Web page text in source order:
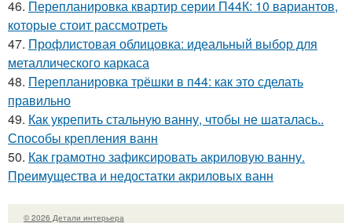
46. Перепланировка квартир серии П44К: 10 вариантов,
которые стоит рассмотреть
47. Профлистовая облицовка: идеальный выбор для
металлического каркаса
48. Перепланировка трёшки в п44: как это сделать
правильно
49. Как укрепить стальную ванну, чтобы не шаталась..
Способы крепления ванн
50. Как грамотно зафиксировать акриловую ванну.
Преимущества и недостатки акриловых ванн
© 2026 Детали интерьера